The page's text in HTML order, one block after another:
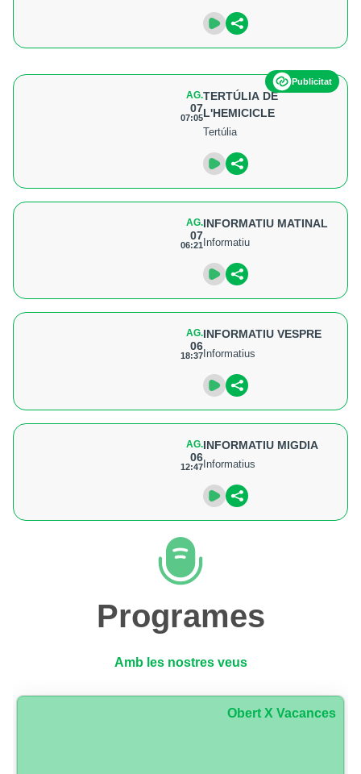
Publicitat
AG.
07
07:05
TERTÚLIA DE
L'HEMICICLE
Tertúlia
AG.
07
06:21
INFORMATIU MATINAL
Informatiu
AG.
06
18:37
INFORMATIU VESPRE
Informatius
AG.
06
12:47
INFORMATIU MIGDIA
Informatius
Programes
Amb les nostres veus
Obert X Vacances